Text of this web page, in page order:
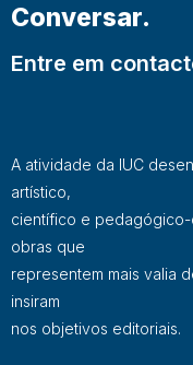
Conversar.
Entre em
A atividade da IUC
artístico,
científico e
obras que
representem mais valia
insiram
nos objetivos editoriais.